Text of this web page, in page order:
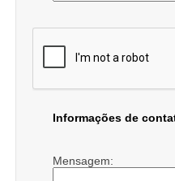
Informações de
Mensagem: